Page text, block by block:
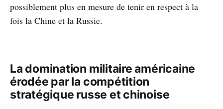
possiblement plus en mesure de tenir en respect à la
fois la Chine et la Russie.
La domination militaire américaine
érodée par la compétition
stratégique russe et chinoise